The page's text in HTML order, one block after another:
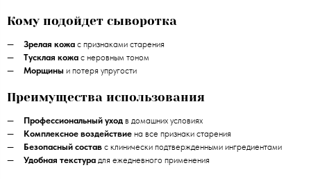
Кому подойдет сыворотка
Зрелая кожа с признаками старения
Тусклая кожа с неровным тоном
Морщины и потеря упругости
Преимущества использования
Профессиональный уход в домашних условиях
Комплексное воздействие на все признаки старения
Безопасный состав с клинически подтвержденными ингредиентами
Удобная текстура для ежедневного применения